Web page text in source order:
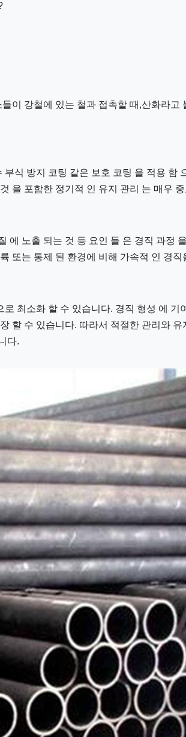
이 강철에 있는 철과 접촉할 때,산화라고
식 방지 코팅 같은 보호 코팅 을 적용 함
을 포함한 정기적 인 유지 관리 는 매우
노출 되는 것 등 요인 들 은 경직 과정
또는 통제 된 환경에 비해 가속적 인 경직
최소화 할 수 있습니다. 경직 형성 에 기
할 수 있습니다. 따라서 적절한 관리와
다.